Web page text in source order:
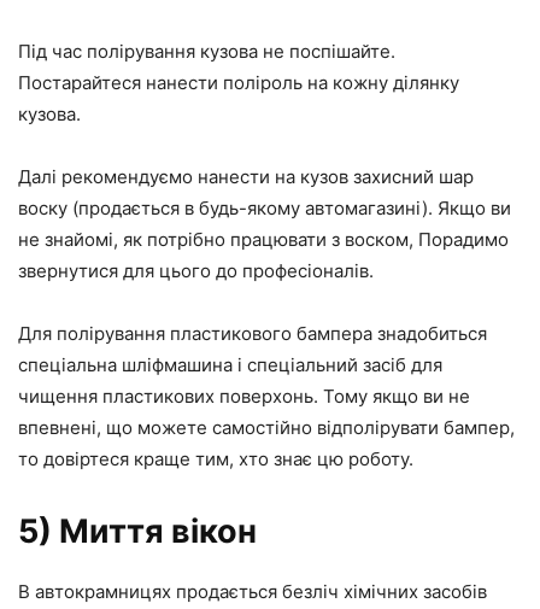
Під час полірування кузова не поспішайте.
Постарайтеся нанести поліроль на кожну ділянку
кузова.
Далі рекомендуємо нанести на кузов захисний шар
воску (продається в будь-якому автомагазині). Якщо ви
не знайомі, як потрібно працювати з воском, Порадимо
звернутися для цього до професіоналів.
Для полірування пластикового бампера знадобиться
спеціальна шліфмашина і спеціальний засіб для
чищення пластикових поверхонь. Тому якщо ви не
впевнені, що можете самостійно відполірувати бампер,
то довіртеся краще тим, хто знає цю роботу.
5) Миття вікон
В автокрамницях продається безліч хімічних засобів